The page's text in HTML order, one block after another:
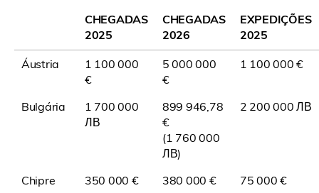
CHEGADAS
2025
CHEGADAS
2026
EXPEDIÇÕES
2025
Áustria
1 100 000
€
5 000 000
€
1 100 000 €
Bulgária
1 700 000
ЛВ
899 946,78
€
(1 760 000
ЛВ)
2 200 000 ЛВ
Chipre 350 000 € 380 000 € 75 000 €